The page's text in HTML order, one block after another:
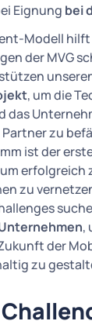
Eignung bei
Modell
der MVG
, um die
das
zu
ist der
erfolgreich
zu
,
der
zu